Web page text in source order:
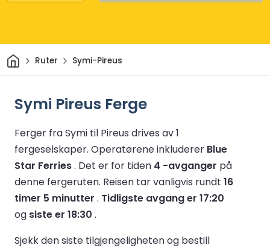
HjemRuter Symi-Pireus
Symi Pireus Ferge
Ferger fra Symi til Pireus drives av 1
fergeselskaper. Operatørene inkluderer Blue
Star Ferries. Det er for tiden 4 -avganger på
denne fergeruten. Reisen tar vanligvis rundt 16
timer 5 minutter . Tidligste avgang er 17:20
og siste er 18:30 .
Sjekk den siste tilgjengeligheten og bestill